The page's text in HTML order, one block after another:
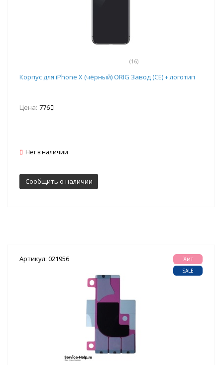
(16)
Корпус для iPhone X (чёрный) ORIG Завод (CE) + логотип
Цена: 776
Нет в наличии
Сообщить о наличии
Артикул: 021956 Хит
SALE